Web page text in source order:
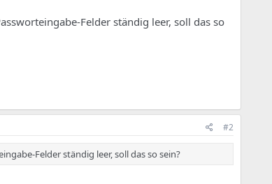
Felder ständig leer, soll das so
#2
Felder ständig leer, soll das so sein?